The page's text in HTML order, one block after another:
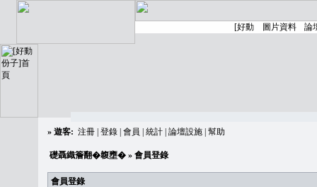
» 遊客: 注冊 登錄 會員 統計 論壇設施 幫助
礎聶織簷翻�䪖壅� » 會員登錄
會員登錄